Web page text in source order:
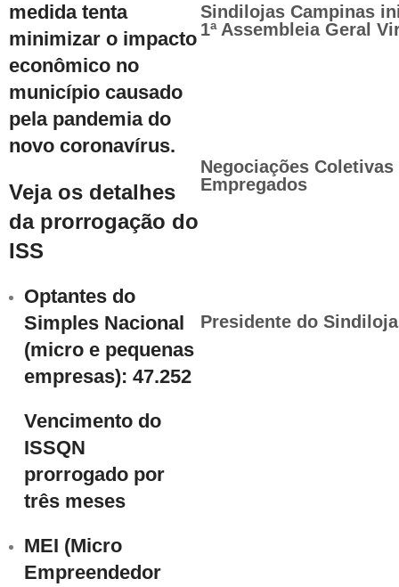
medida tenta
minimizar o impacto
econômico no
município causado
pela pandemia do
novo coronavírus.
Veja os detalhes
da prorrogação do
ISS
Optantes do
Simples Nacional
(micro e pequenas
empresas): 47.252
Vencimento do
ISSQN
prorrogado por
três meses
MEI (Micro
Empreendedor
Sindilojas Campinas
1ª Assembleia Geral
Negociações
Empregados
Presidente do